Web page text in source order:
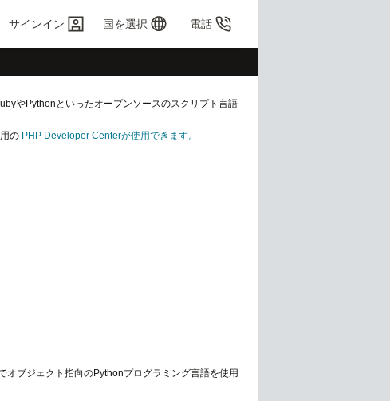
サインイン 国を選択 電話
やPythonといったオープンソースのスクリプト言語
の PHP Developer Centerが使用できます。
ブジェクト指向のPythonプログラミング言語を使用